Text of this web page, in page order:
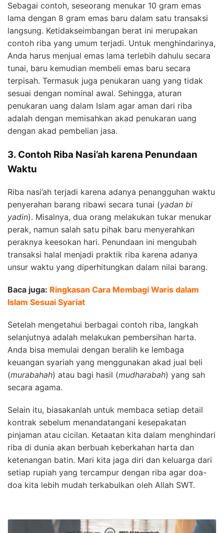
Sebagai contoh, seseorang menukar 10 gram emas
lama dengan 8 gram emas baru dalam satu transaksi
langsung. Ketidakseimbangan berat ini merupakan
contoh riba yang umum terjadi. Untuk menghindarinya,
Anda harus menjual emas lama terlebih dahulu secara
tunai, baru kemudian membeli emas baru secara
terpisah. Termasuk juga penukaran uang yang tidak
sesuai dengan nominal awal. Sehingga, aturan
penukaran uang dalam Islam agar aman dari riba
adalah dengan memisahkan akad penukaran uang
dengan akad pembelian jasa.
3. Contoh Riba Nasi’ah karena Penundaan
Waktu
Riba nasi’ah terjadi karena adanya penangguhan waktu
penyerahan barang ribawi secara tunai (yadan bi
yadin). Misalnya, dua orang melakukan tukar menukar
perak, namun salah satu pihak baru menyerahkan
peraknya keesokan hari. Penundaan ini mengubah
transaksi halal menjadi praktik riba karena adanya
unsur waktu yang diperhitungkan dalam nilai barang.
Baca juga: Ringkasan Cara Membagi Waris dalam
Islam Sesuai Syariat
Setelah mengetahui berbagai contoh riba, langkah
selanjutnya adalah melakukan pembersihan harta.
Anda bisa memulai dengan beralih ke lembaga
keuangan syariah yang menggunakan akad jual beli
(murabahah) atau bagi hasil (mudharabah) yang sah
secara agama.
Selain itu, biasakanlah untuk membaca setiap detail
kontrak sebelum menandatangani kesepakatan
pinjaman atau cicilan. Ketaatan kita dalam menghindari
riba di dunia akan berbuah keberkahan harta dan
ketenangan batin. Mari kita jaga diri dan keluarga dari
setiap rupiah yang tercampur dengan riba agar doa-
doa kita lebih mudah terkabulkan oleh Allah SWT.